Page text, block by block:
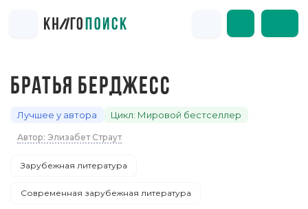
БРАТЬЯ БЕРДЖЕСС
Лучшее у автора Цикл: Мировой бестселлер
Автор: Элизабет Страут
Зарубежная литература
Современная зарубежная литература